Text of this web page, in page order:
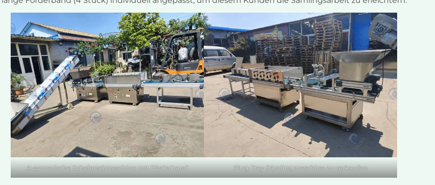
Automatische Schalensämaschine mit Förderband Plug-Tray-Sämlingmaschine zu verkaufen